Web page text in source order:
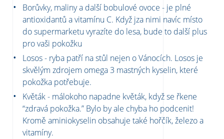
Borůvky, maliny a další bobulové ovoce - je plné
antioxidantů a vitamínu C. Když jza nimi navíc místo
dosupermarketu vyrazíte do lesa, bude to další plus
pro vaši pokožku
Losos - ryba patří na stůl nejen o Vánocích. Losos je
skvělým zdrojem omega 3 mastných kyselin, které
pokožka potřebuje.
Květák - málokoho napadne květák, když se řkene
“zdravá pokožka.” Bylo by ale chyba ho podcenit!
Kromě aminiokyselin obsahuje také hořčík, železo a
vitamíny.